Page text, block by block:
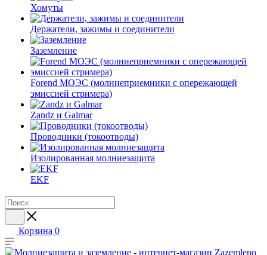
Хомуты
Держатели, зажимы и соединители
Заземление
Forend МОЭС (молниеприемники с опережающей
эмиссией стримера)
Zandz и Galmar
Проводники (токоотводы)
Изолированная молниезащита
EKF
Корзина 0